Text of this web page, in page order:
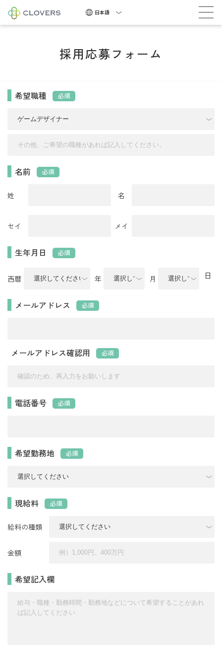
日本語
採用応募フォーム
希望職種 必須
名前 必須
姓 名
セイ メイ
生年月日 必須
西暦 年 月 日
メールアドレス 必須
メールアドレス確認用 必須
電話番号 必須
希望勤務地 必須
現給料 必須
給料の種類
金額
希望記入欄
COMPANY
CONTACT